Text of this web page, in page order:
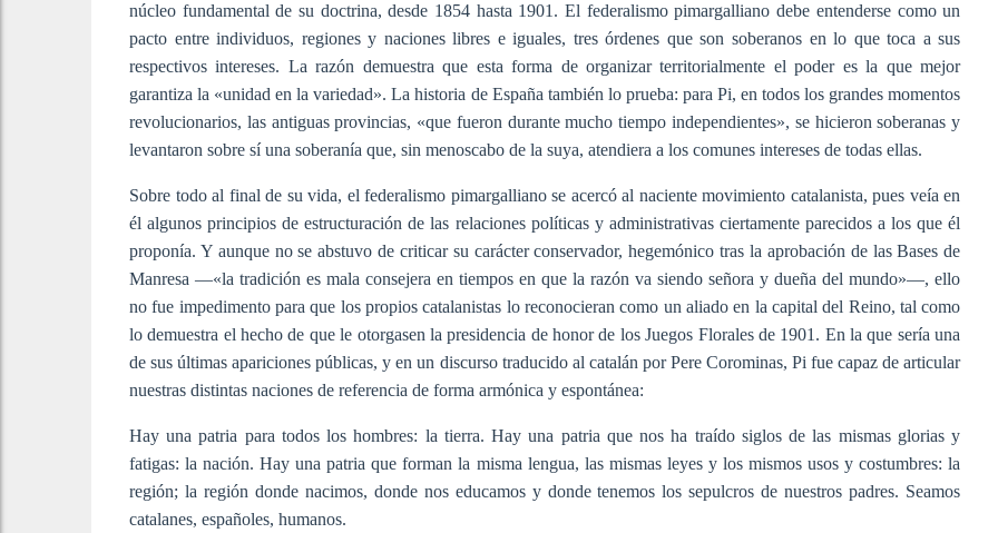
núcleo fundamental de su doctrina, desde 1854 hasta 1901. El federalismo pimargalliano debe entenderse como un
pacto entre individuos, regiones y naciones libres e iguales, tres órdenes que son soberanos en lo que toca a sus
respectivos intereses. La razón demuestra que esta forma de organizar territorialmente el poder es la que mejor
garantiza la «unidad en la variedad». La historia de España también lo prueba: para Pi, en todos los grandes momentos
revolucionarios, las antiguas provincias, «que fueron durante mucho tiempo independientes», se hicieron soberanas y
levantaron sobre sí una soberanía que, sin menoscabo de la suya, atendiera a los comunes intereses de todas ellas.
Sobre todo al final de su vida, el federalismo pimargalliano se acercó al naciente movimiento catalanista, pues veía en
él algunos principios de estructuración de las relaciones políticas y administrativas ciertamente parecidos a los que él
proponía. Y aunque no se abstuvo de criticar su carácter conservador, hegemónico tras la aprobación de las Bases de
Manresa —«la tradición es mala consejera en tiempos en que la razón va siendo señora y dueña del mundo»—, ello
no fue impedimento para que los propios catalanistas lo reconocieran como un aliado en la capital del Reino, tal como
lo demuestra el hecho de que le otorgasen la presidencia de honor de los Juegos Florales de 1901. En la que sería una
de sus últimas apariciones públicas, y en un discurso traducido al catalán por Pere Corominas, Pi fue capaz de articular
nuestras distintas naciones de referencia de forma armónica y espontánea:
Hay una patria para todos los hombres: la tierra. Hay una patria que nos ha traído siglos de las mismas glorias y
fatigas: la nación. Hay una patria que forman la misma lengua, las mismas leyes y los mismos usos y costumbres: la
región; la región donde nacimos, donde nos educamos y donde tenemos los sepulcros de nuestros padres. Seamos
catalanes, españoles, humanos.